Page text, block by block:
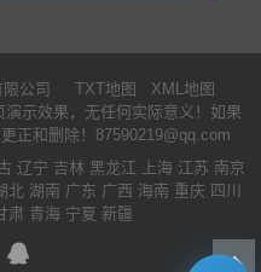
公司 TXT地图
XML地图
示效果，无任何实际意义！如果
正和删除！87590219@qq.com
辽宁 吉林 黑龙江 上海 江苏 南京
北 湖南 广东 广西 海南 重庆 四川
肃 青海 宁夏 新疆